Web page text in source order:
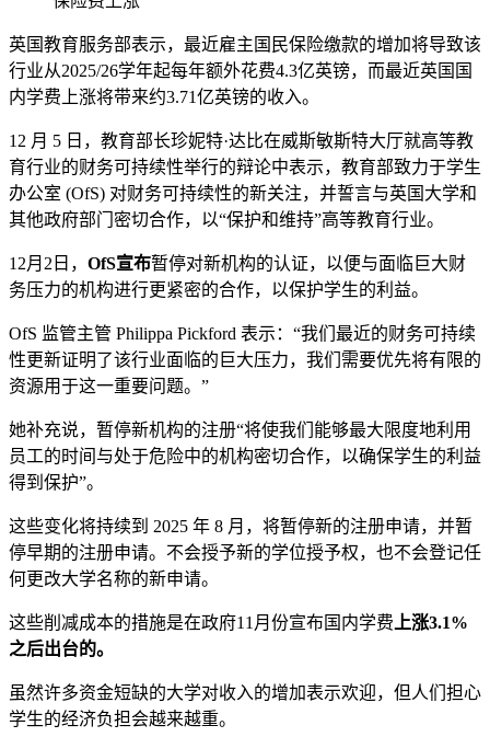
英国教育服务部表示，最近雇主国民保险缴款的增加将导致该
行业从2025/26学年起每年额外花费4.3亿英镑，而最近英国国
内学费上涨将带来约3.71亿英镑的收入。
12 月 5 日，教育部长珍妮特·达比在威斯敏斯特大厅就高等教
育行业的财务可持续性举行的辩论中表示，教育部致力于学生
办公室 (OfS) 对财务可持续性的新关注，并誓言与英国大学和
其他政府部门密切合作，以“保护和维持”高等教育行业。
12月2日， OfS宣布暂停对新机构的认证，以便与面临巨大财
务压力的机构进行更紧密的合作，以保护学生的利益。
OfS 监管主管 Philippa Pickford 表示：“我们最近的财务可持续
性更新证明了该行业面临的巨大压力，我们需要优先将有限的
资源用于这一重要问题。”
她补充说，暂停新机构的注册“将使我们能够最大限度地利用
员工的时间与处于危险中的机构密切合作，以确保学生的利益
得到保护”。
这些变化将持续到 2025 年 8 月，将暂停新的注册申请，并暂
停早期的注册申请。不会授予新的学位授予权，也不会登记任
何更改大学名称的新申请。
这些削减成本的措施是在政府11月份宣布国内学费 上涨3.1%
之后出台的。
虽然许多资金短缺的大学对收入的增加表示欢迎，但人们担心
学生的经济负担会越来越重。